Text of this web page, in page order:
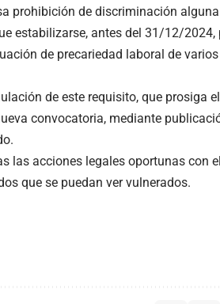
prohibición de discriminación
estabilizarse, antes del 31/12/2024,
de precariedad laboral de
de este requisito, que prosiga
convocatoria, mediante
las acciones legales oportunas con
que se puedan ver vulnerados.